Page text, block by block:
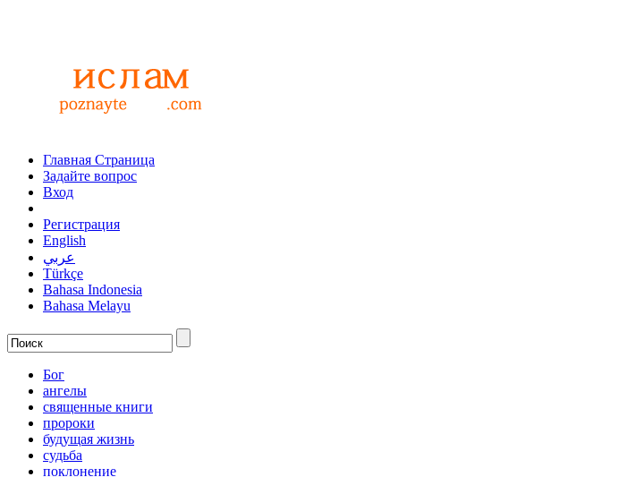
Главная Страница
Задайте вопрос
Вход
Регистрация
English
عربي
Türkçe
Bahasa Indonesia
Bahasa Melayu
Бог
ангелы
священные книги
пророки
будущая жизнь
судьба
поклонение